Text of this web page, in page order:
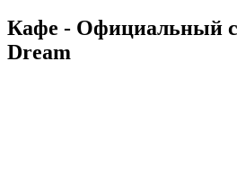
Кафе - Официальный
Dream